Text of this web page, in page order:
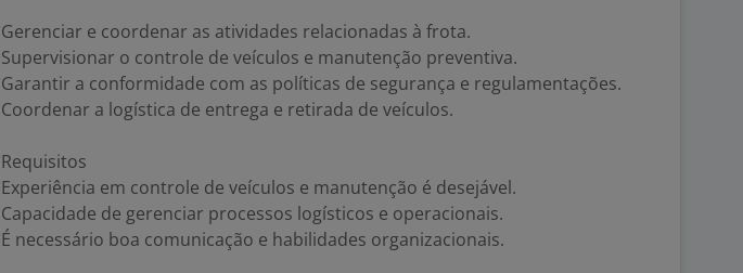
Gerenciar e coordenar as atividades relacionadas à frota.
Supervisionar o controle de veículos e manutenção preventiva.
Garantir a conformidade com as políticas de segurança e regulamentações.
Coordenar a logística de entrega e retirada de veículos.
Requisitos
Experiência em controle de veículos e manutenção é desejável.
Capacidade de gerenciar processos logísticos e operacionais.
É necessário boa comunicação e habilidades organizacionais.